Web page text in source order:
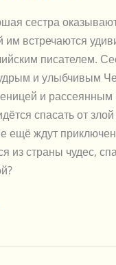
сестра
им встречаются
писателем.
и улыбчивым
и
спасать от
ещё ждут
из страны чудес,